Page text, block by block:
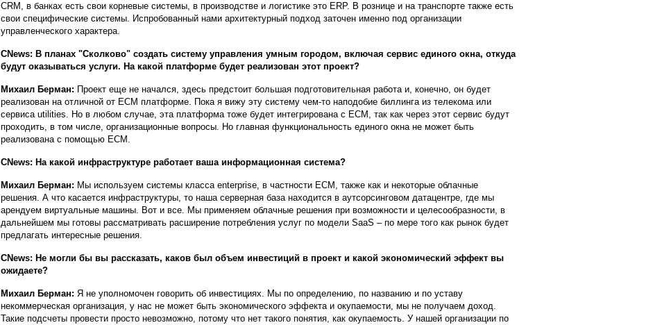
CRM, в банках есть свои корневые системы, в производстве и логистике это ERP. В рознице и на транспорте также есть
свои специфические системы. Испробованный нами архитектурный подход заточен именно под организации
управленческого характера.
СNews: В планах "Сколково" создать систему управления умным городом, включая сервис единого окна, откуда
будут оказываться услуги. На какой платформе будет реализован этот проект?
Михаил Берман: Проект еще не начался, здесь предстоит большая подготовительная работа и, конечно, он будет
реализован на отличной от ECM платформе. Пока я вижу эту систему чем-то наподобие биллинга из телекома или
сервиса utilities. Но в любом случае, эта платформа тоже будет интегрирована с ECM, так как через этот сервис будут
проходить, в том числе, организационные вопросы. Но главная функциональность единого окна не может быть
реализована с помощью ECM.
CNews: На какой инфраструктуре работает ваша информационная система?
Михаил Берман: Мы используем системы класса enterprise, в частности ECM, также как и некоторые облачные
решения. А что касается инфраструктуры, то наша серверная база находится в аутсорсинговом датацентре, где мы
арендуем виртуальные машины. Вот и все. Мы применяем облачные решения при возможности и целесообразности, в
дальнейшем мы готовы рассматривать расширение потребления услуг по модели SaaS – по мере того как рынок будет
предлагать интересные решения.
CNews: Не могли бы вы рассказать, каков был объем инвестиций в проект и какой экономический эффект вы
ожидаете?
Михаил Берман: Я не уполномочен говорить об инвестициях. Мы по определению, по названию и по уставу
некоммерческая организация, у нас не может быть экономического эффекта и окупаемости, мы не получаем доход.
Такие подсчеты провести просто невозможно, потому что нет такого понятия, как окупаемость. У нашей организации по